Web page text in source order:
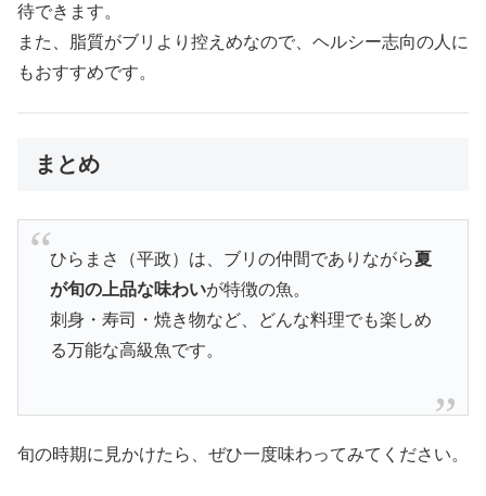
待できます。
また、脂質がブリより控えめなので、ヘルシー志向の人に
もおすすめです。
まとめ
ひらまさ（平政）は、ブリの仲間でありながら夏
が旬の上品な味わいが特徴の魚。
刺身・寿司・焼き物など、どんな料理でも楽しめ
る万能な高級魚です。
旬の時期に見かけたら、ぜひ一度味わってみてください。